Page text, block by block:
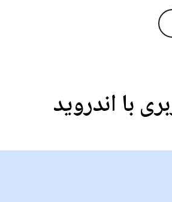
با اندروید